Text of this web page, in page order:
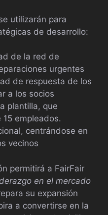
utilizarán para
de desarrollo:
de la red de
urgentes
de respuesta de los
a los socios
plantilla, que
empleados.
centrándose en
vecinos
permitirá a FairFair
en el mercado
su expansión
a convertirse en la